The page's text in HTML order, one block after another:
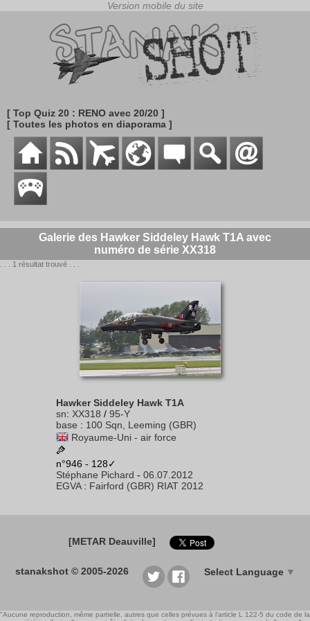
[ Top Quiz 20 : RENO avec 20/20 ]
[ Toutes les photos en diaporama ]
Galerie des Hawker Siddeley Hawk T1A avec
numéro de série XX318
. . . 1 résultat trouvé . . .
Hawker Siddeley Hawk T1A
sn: XX318 / 95-Y
base : 100 Sqn, Leeming (GBR)
Royaume-Uni - air force
n°946 - 128✓
Stéphane Pichard - 06.07.2012
EGVA: Fairford (GBR) RIAT 2012
[METAR Deauville]
stanakshot © 2005-2026 Select Language ▼
"Aucune reproduction, même partielle, autres que celles prévues à l'article L 122-5 du code de la